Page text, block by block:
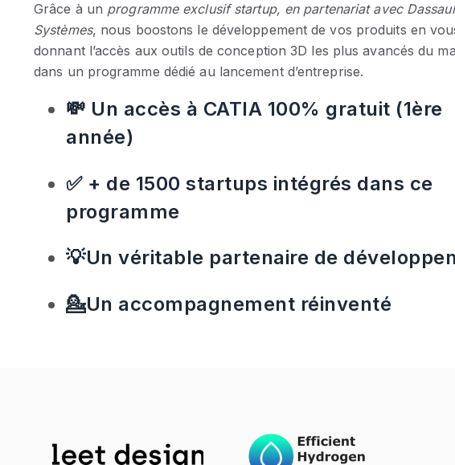
Grâce à un programme exclusif startup, en partenariat avec
Systèmes, nous boostons le développement de vos produits en
donnant l’accès aux outils de conception 3D les plus avancés du
dans un programme dédié au lancement d’entreprise.
💸 Un accès à CATIA 100% gratuit (1ère
année)
✅ + de 1500 startups intégrés dans ce
programme
💡Un véritable partenaire de
💁Un accompagnement réinventé